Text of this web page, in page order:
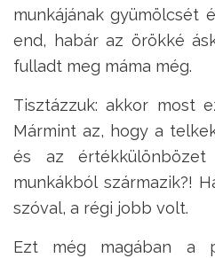
munkájának gyümölcsét
end, habár az örökké
fulladt meg máma még.
Tisztázzuk: akkor most
Mármint az, hogy a
és az
munkákból származik?!
szóval, a régi jobb volt.
Ezt még magában a